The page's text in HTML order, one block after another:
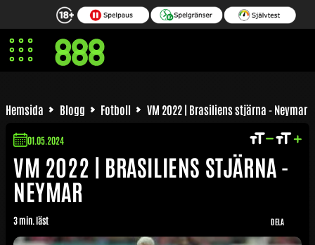
Hemsida Blogg Fotboll VM 2022 | Brasiliens stjärna - Neymar
VM 2022 | BRASILIENS STJÄRNA -
NEYMAR
01.05.2024
3 min. läst DELA
Neymar Lön | Neymar Förmögenhet